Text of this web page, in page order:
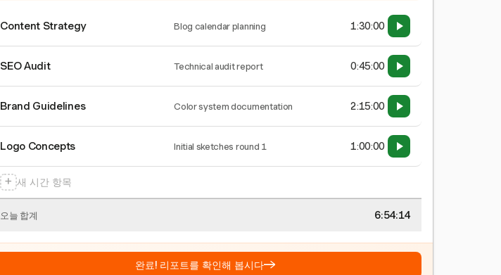
Content Strategy Blog calendar planning 1:30:00
SEO Audit Technical audit report 0:45:00
Brand Guidelines Color system documentation 2:15:00
Logo Concepts Initial sketches round 1 1:00:00
+ 새 시간 항목
오늘 합계 6:54:15
완료! 리포트를 확인해 봅시다→